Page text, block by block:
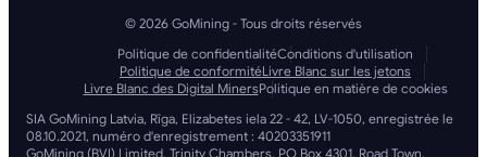
© 2026 GoMining - Tous droits réservés
Politique de confidentialitéConditions d'utilisation
Politique de conformitéLivre Blanc sur les jetons
Livre Blanc des Digital MinersPolitique en matière de cookies
SIA GoMining Latvia, Rīga, Elizabetes iela 22 - 42, LV-1050, enregistrée le
08.10.2021, numéro d'enregistrement : 40203351911
GoMining (BVI) Limited, Trinity Chambers, PO Box 4301, Road Town,